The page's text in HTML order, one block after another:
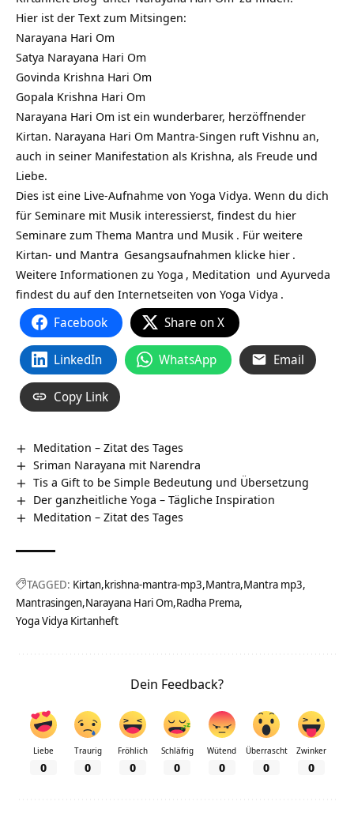
Hier ist der Text zum Mitsingen:
Narayana Hari Om
Satya Narayana Hari Om
Govinda Krishna Hari Om
Gopala Krishna Hari Om
Narayana Hari Om ist ein wunderbarer, herzöffnender
Kirtan. Narayana Hari Om Mantra-Singen ruft Vishnu an,
auch in seiner Manifestation als Krishna, als Freude und
Liebe.
Dies ist eine Live-Aufnahme von Yoga Vidya. Wenn du dich
für Seminare mit Musik interessierst, findest du hier
Seminare zum Thema Mantra und Musik . Für weitere
Kirtan- und Mantra Gesangsaufnahmen klicke hier .
Weitere Informationen zu Yoga , Meditation und Ayurveda
findest du auf den Internetseiten von Yoga Vidya .
Facebook Share on X
LinkedIn WhatsApp Email
Copy Link
Meditation – Zitat des Tages
Sriman Narayana mit Narendra
Tis a Gift to be Simple Bedeutung und Übersetzung
Der ganzheitliche Yoga – Tägliche Inspiration
Meditation – Zitat des Tages
TAGGED: Kirtan krishna-mantra-mp3 Mantra Mantra mp3
Mantrasingen Narayana Hari Om Radha Prema
Yoga Vidya Kirtanheft
Dein Feedback?
Liebe
0
Traurig
0
Fröhlich
0
Schläfrig
0
Wütend
0
Überrascht
0
Zwinker
0